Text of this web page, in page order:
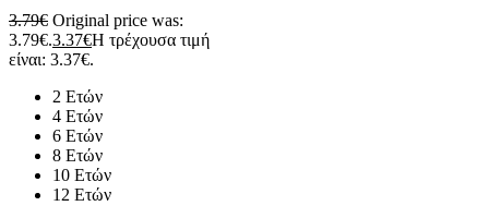
3.79€ Original price was:
3.79€.3.37€Η τρέχουσα τιμή
είναι: 3.37€.
2 Ετών
4 Ετών
6 Ετών
8 Ετών
10 Ετών
12 Ετών